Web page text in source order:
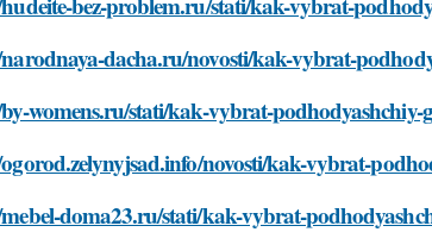
dacha.ru/novosti/kak-vybrat-
womens.ru/stati/kak-vybrat-podhodyashchiy-
novosti/kak-vybrat-
doma23.ru/stati/kak-vybrat-